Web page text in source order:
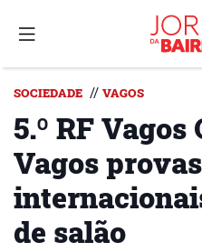
SOCIEDADE // VAGOS
5.º RF
Vagos provas
de salão